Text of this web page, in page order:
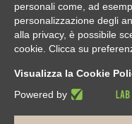
personali come, ad
personalizzazione degli
alla privacy, è possibile
cookie. Clicca su
Visualizza la Cookie
Powered by